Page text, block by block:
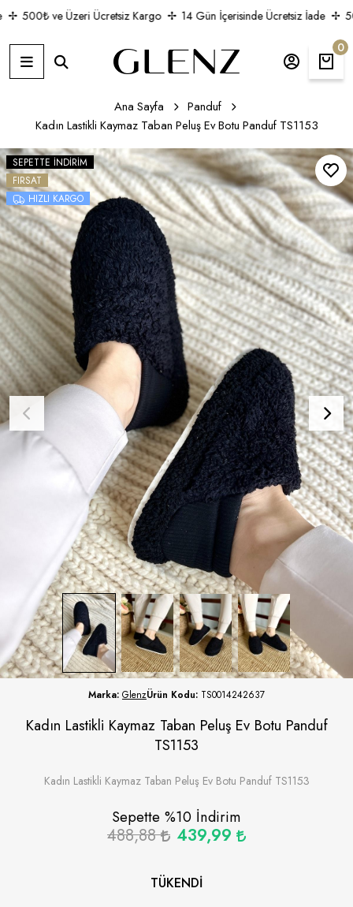
500₺ ve Üzeri Ücretsiz Kargo 14 Gün İçerisinde Ücretsiz İade
0
Ana Sayfa
Panduf
Kadın Lastikli Kaymaz Taban Peluş Ev Botu Panduf TS1153
SEPETTE İNDIRIM
FIRSAT
HIZLI KARGO
Marka: GlenzÜrün Kodu: TS0014242637
Kadın Lastikli Kaymaz Taban Peluş Ev Botu Panduf
TS1153
Kadın Lastikli Kaymaz Taban Peluş Ev Botu Panduf TS1153
Sepette %10 İndirim
488,88 439,99
TÜKENDI